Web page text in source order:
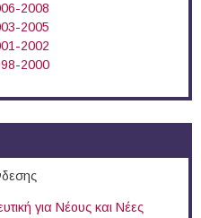
2008
2005
2002
2000
για Νέους και Νέες